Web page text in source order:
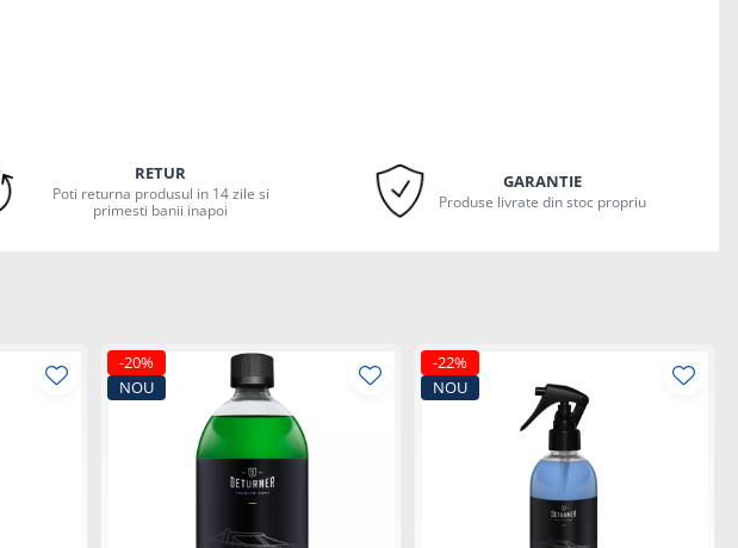
RETUR
Poti returna produsul in 14 zile si
primesti banii inapoi
GARANTIE
Produse livrate din stoc propriu
-20%
NOU
-22%
NOU